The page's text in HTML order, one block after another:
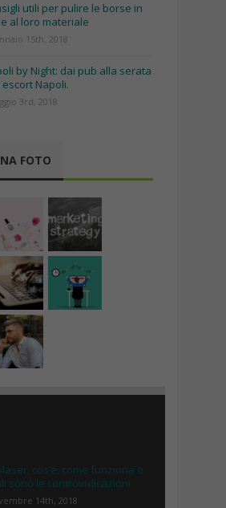
utili per pulire le borse in
al loro materiale
15th, 2018
by Night: dai pub alla serata
escort Napoli.
3rd, 2018
FOTO
cos’è, come funziona e
sono le controindicazioni
14th, 2018